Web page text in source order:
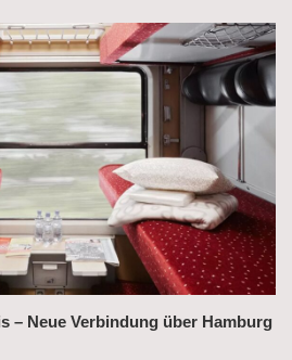
– Neue Verbindung über Hamburg